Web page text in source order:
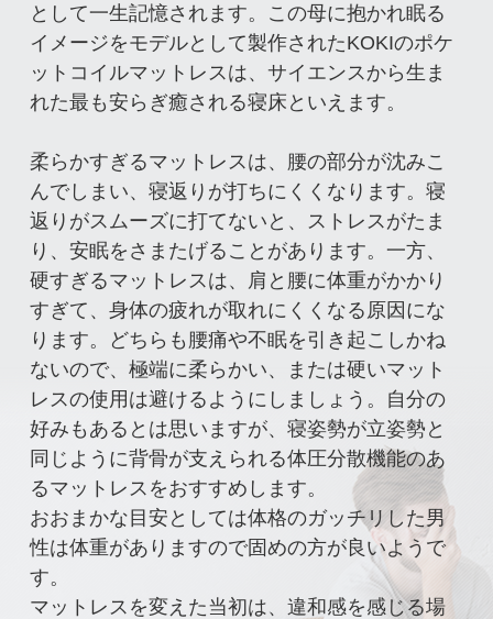
として一生記憶されます。この母に抱かれ眠る
イメージをモデルとして製作されたKOKIのポケ
ットコイルマットレスは、サイエンスから生ま
れた最も安らぎ癒される寝床といえます。
柔らかすぎるマットレスは、腰の部分が沈みこ
んでしまい、寝返りが打ちにくくなります。寝
返りがスムーズに打てないと、ストレスがたま
り、安眠をさまたげることがあります。一方、
硬すぎるマットレスは、肩と腰に体重がかかり
すぎて、身体の疲れが取れにくくなる原因にな
ります。どちらも腰痛や不眠を引き起こしかね
ないので、極端に柔らかい、または硬いマット
レスの使用は避けるようにしましょう。自分の
好みもあるとは思いますが、寝姿勢が立姿勢と
同じように背骨が支えられる体圧分散機能のあ
るマットレスをおすすめします。
おおまかな目安としては体格のガッチリした男
性は体重がありますので固めの方が良いようで
す。
マットレスを変えた当初は、違和感を感じる場